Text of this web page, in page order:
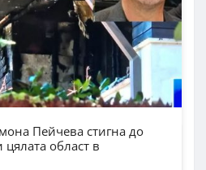
Пейчева стигна до
област в